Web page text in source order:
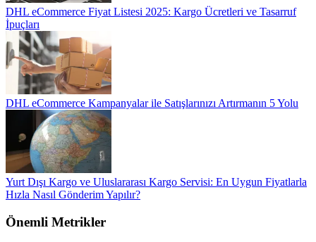
DHL eCommerce Fiyat Listesi 2025: Kargo Ücretleri ve Tasarruf
İpuçları
DHL eCommerce Kampanyalar ile Satışlarınızı Artırmanın 5 Yolu
Yurt Dışı Kargo ve Uluslararası Kargo Servisi: En Uygun Fiyatlarla
Hızla Nasıl Gönderim Yapılır?
Önemli Metrikler